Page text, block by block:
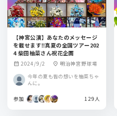
【神宮公演】あなたのメッセージ
を載せます‼️真夏の全国ツアー202
4 柴田柚菜さん祝花企画
calendar_month 2024/9/2 location_on 明治神宮野球場
今年の夏も皆の想いを柚菜ちゃ
んに。
参加 129人